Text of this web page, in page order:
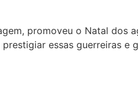
promoveu o Natal dos
essas guerreiras e